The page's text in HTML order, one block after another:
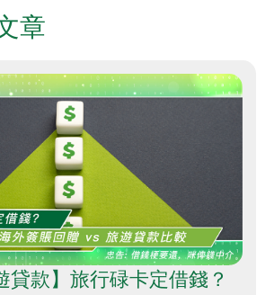
章
貸款】旅行碌卡定借錢？